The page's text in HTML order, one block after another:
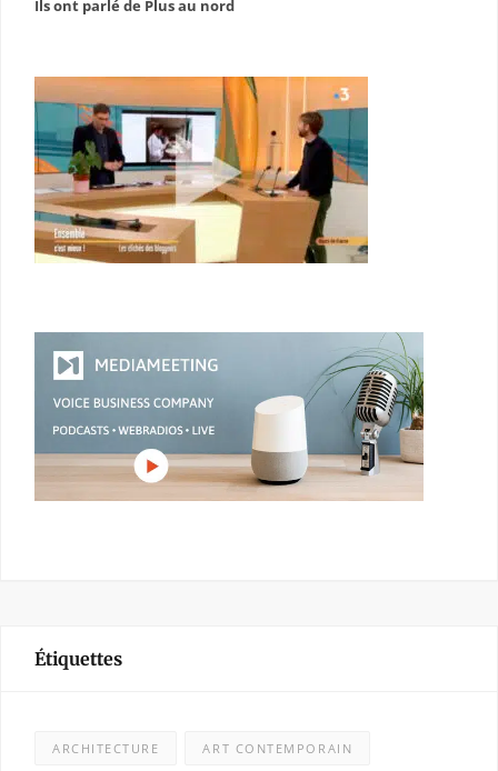
Ils ont parlé de Plus au nord
Étiquettes
ARCHITECTURE ART CONTEMPORAIN